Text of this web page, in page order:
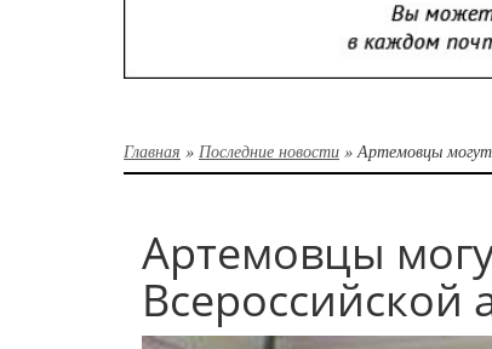
Главная » Последние новости » Артемовцы могут
Артемовцы
Всероссийской